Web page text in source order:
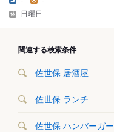
日曜日
関連する検索条件
佐世保 居酒屋
佐世保 ランチ
佐世保 ハンバーガー